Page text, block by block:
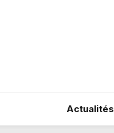
Actualités